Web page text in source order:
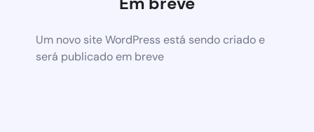
Um novo site WordPress está sendo criado e
será publicado em breve